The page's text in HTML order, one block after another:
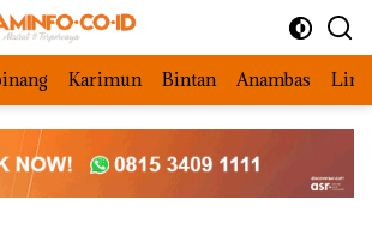
Karimun Bintan Anambas